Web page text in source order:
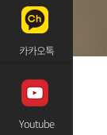
카카오톡
Youtube